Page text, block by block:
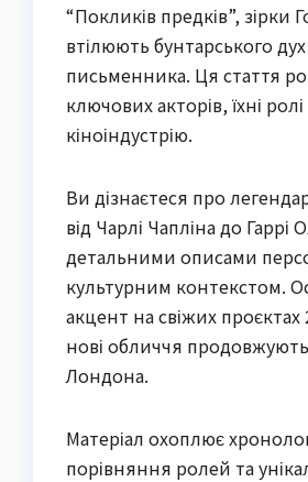
“Покликів предків”, зірки
втілюють бунтарського дух
письменника. Ця стаття
ключових акторів, їхні
кіноіндустрію.
Ви дізнаєтеся про
від Чарлі Чапліна до Гаррі
детальними описами
культурним контекстом.
акцент на свіжих проєктах
нові обличчя
Лондона.
Матеріал охоплює
порівняння ролей та